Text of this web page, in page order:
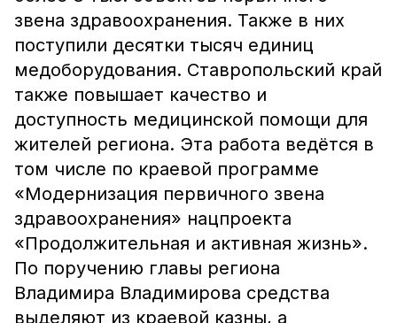
звена здравоохранения. Также в них
поступили десятки тысяч единиц
медоборудования. Ставропольский край
также повышает качество и
доступность медицинской помощи для
жителей региона. Эта работа ведётся в
том числе по краевой программе
«Модернизация первичного звена
здравоохранения» нацпроекта
«Продолжительная и активная жизнь».
По поручению главы региона
Владимира Владимирова средства
выделяют из краевой казны, а